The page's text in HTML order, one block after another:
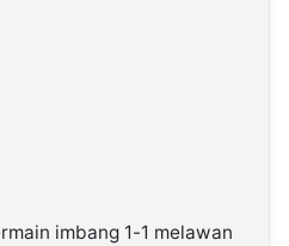
imbang 1-1 melawan